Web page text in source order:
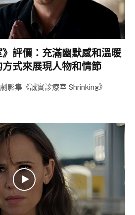
評價：充滿幽默感和溫暖
式來展現人物和情節
影集《誠實診療室 Shrinking》